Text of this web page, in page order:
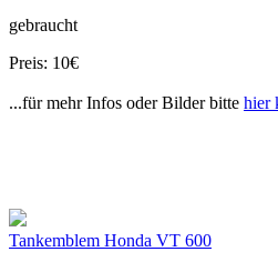
gebraucht
Preis: 10€
...für mehr Infos oder Bilder bitte hier
Tankemblem Honda VT 600